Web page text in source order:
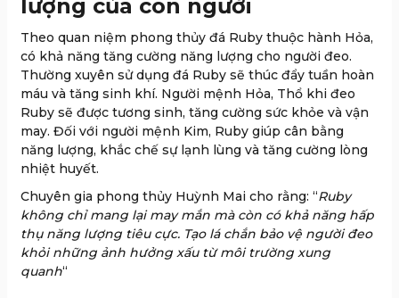
lượng của con người
Theo quan niệm phong thủy đá Ruby thuộc hành Hỏa,
có khả năng tăng cường năng lượng cho người đeo.
Thường xuyên sử dụng đá Ruby sẽ thúc đẩy tuần hoàn
máu và tăng sinh khí. Người mệnh Hỏa, Thổ khi đeo
Ruby sẽ được tương sinh, tăng cường sức khỏe và vận
may. Đối với người mệnh Kim, Ruby giúp cân bằng
năng lượng, khắc chế sự lạnh lùng và tăng cường lòng
nhiệt huyết.
Chuyên gia phong thủy Huỳnh Mai cho rằng: “Ruby
không chỉ mang lại may mắn mà còn có khả năng hấp
thụ năng lượng tiêu cực. Tạo lá chắn bảo vệ người đeo
khỏi những ảnh hưởng xấu từ môi trường xung
quanh“